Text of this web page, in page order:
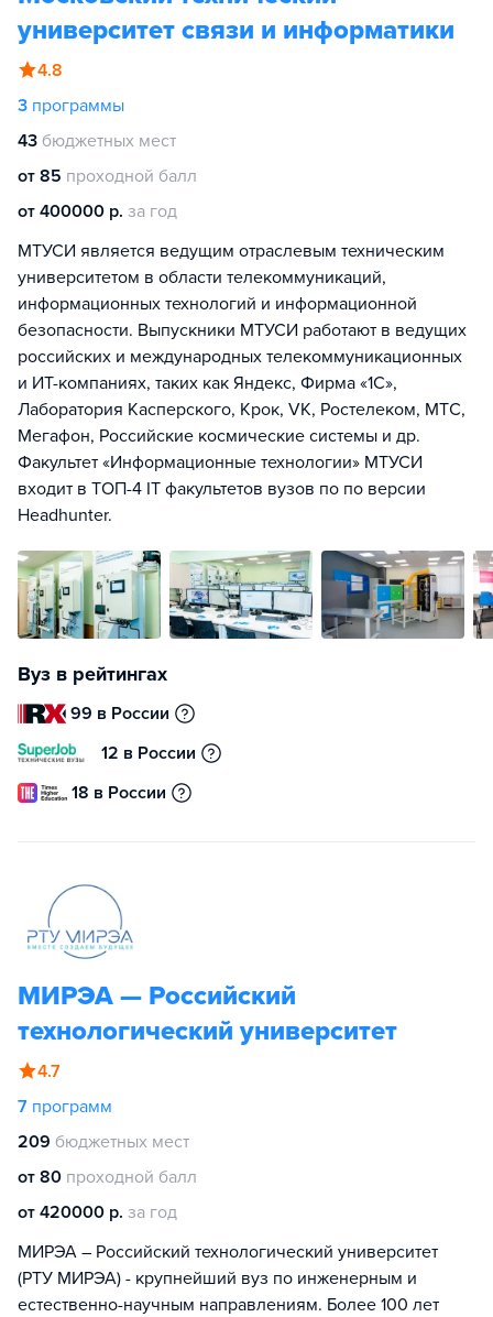
университет связи и информатики
4.8
3 программы
43 бюджетных мест
от 85 проходной балл
от 400000 р. за год
МТУСИ является ведущим отраслевым техническим
университетом в области телекоммуникаций,
информационных технологий и информационной
безопасности. Выпускники МТУСИ работают в ведущих
российских и международных телекоммуникационных
и ИТ-компаниях, таких как Яндекс, Фирма «1С»,
Лаборатория Касперского, Крок, VK, Ростелеком, МТС,
Мегафон, Российские космические системы и др.
Факультет «Информационные технологии» МТУСИ
входит в ТОП-4 IT факультетов вузов по по версии
Headhunter.
Вуз в рейтингах
99 в России
12 в России
18 в России
МИРЭА — Российский
технологический университет
4.7
7 программ
209 бюджетных мест
от 80 проходной балл
от 420000 р. за год
МИРЭА – Российский технологический университет
(РТУ МИРЭА) - крупнейший вуз по инженерным и
естественно-научным направлениям. Более 100 лет